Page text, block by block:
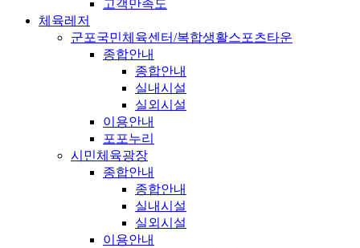
고객만족도
체육레저
군포국민체육센터/복합생활스포츠타운
종합안내
종합안내
실내시설
실외시설
이용안내
포포누리
시민체육광장
종합안내
종합안내
실내시설
실외시설
이용안내